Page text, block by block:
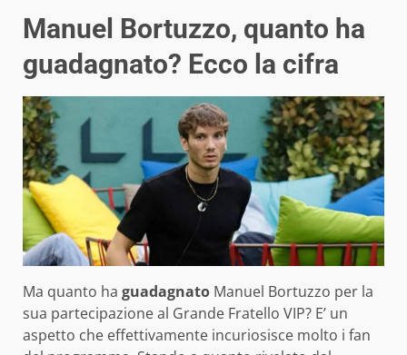
Manuel Bortuzzo, quanto ha
guadagnato? Ecco la cifra
Ma quanto ha guadagnato Manuel Bortuzzo per la
sua partecipazione al Grande Fratello VIP? E’ un
aspetto che effettivamente incuriosisce molto i fan